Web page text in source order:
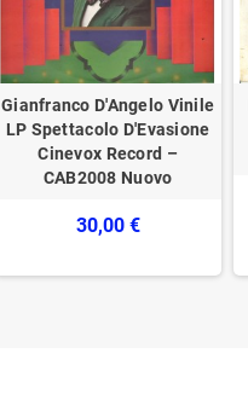
Gianfranco D'Angelo Vinile
LP Spettacolo D'Evasione
Cinevox Record –
CAB2008 Nuovo
30,00 €